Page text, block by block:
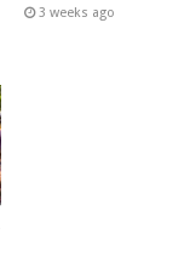
3 weeks ago